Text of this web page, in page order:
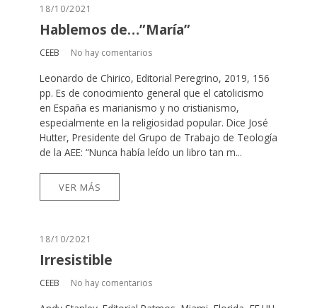
18/10/2021
Hablemos de…”María”
CEEB No hay comentarios
Leonardo de Chirico, Editorial Peregrino, 2019, 156
pp. Es de conocimiento general que el catolicismo
en España es marianismo y no cristianismo,
especialmente en la religiosidad popular. Dice José
Hutter, Presidente del Grupo de Trabajo de Teología
de la AEE: “Nunca había leído un libro tan m...
VER MÁS
18/10/2021
Irresistible
CEEB No hay comentarios